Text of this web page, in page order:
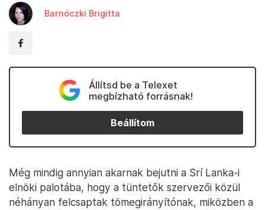
Barnóczki Brigitta
Állítsd be a Telexet
megbízható forrásnak!
Beállítom
Még mindig annyian akarnak bejutni a Srí Lanka-i
elnöki palotába, hogy a tüntetők szervezői közül
néhányan felcsaptak tömegirányítónak, miközben a